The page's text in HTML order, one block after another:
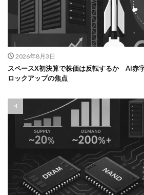
2026年8月3日
スペースX初決算で株価は反転するか AI赤
ロックアップの焦点